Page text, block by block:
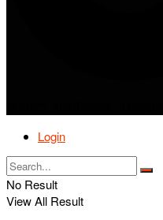
Login
No Result
View All Result